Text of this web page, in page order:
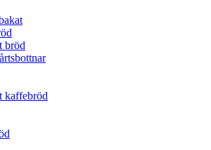
bröd
kaffebröd